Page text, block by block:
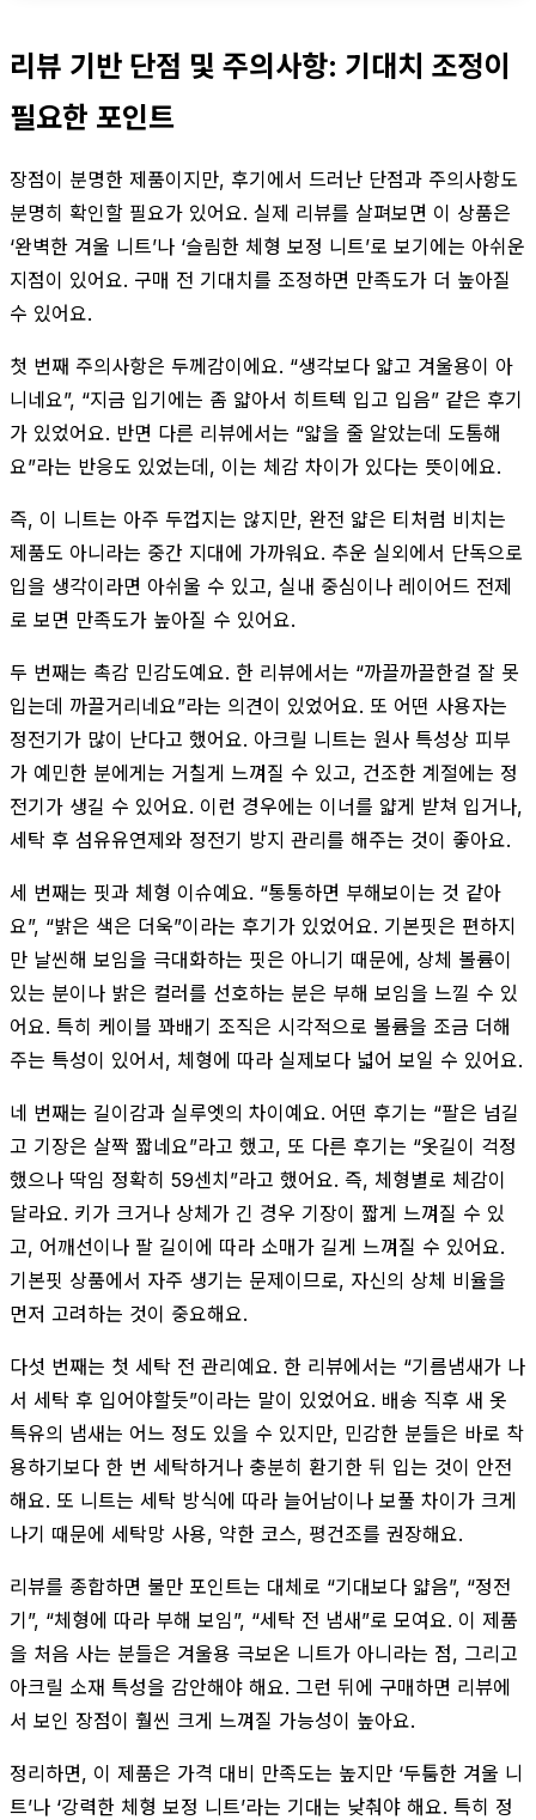
리뷰 기반 단점 및 주의사항: 기대치 조정이
필요한 포인트
장점이 분명한 제품이지만, 후기에서 드러난 단점과 주의사항도
분명히 확인할 필요가 있어요. 실제 리뷰를 살펴보면 이 상품은
‘완벽한 겨울 니트’나 ‘슬림한 체형 보정 니트’로 보기에는 아쉬운
지점이 있어요. 구매 전 기대치를 조정하면 만족도가 더 높아질
수 있어요.
첫 번째 주의사항은 두께감이에요. “생각보다 얇고 겨울용이 아
니네요”, “지금 입기에는 좀 얇아서 히트텍 입고 입음” 같은 후기
가 있었어요. 반면 다른 리뷰에서는 “얇을 줄 알았는데 도톰해
요”라는 반응도 있었는데, 이는 체감 차이가 있다는 뜻이에요.
즉, 이 니트는 아주 두껍지는 않지만, 완전 얇은 티처럼 비치는
제품도 아니라는 중간 지대에 가까워요. 추운 실외에서 단독으로
입을 생각이라면 아쉬울 수 있고, 실내 중심이나 레이어드 전제
로 보면 만족도가 높아질 수 있어요.
두 번째는 촉감 민감도예요. 한 리뷰에서는 “까끌까끌한걸 잘 못
입는데 까끌거리네요”라는 의견이 있었어요. 또 어떤 사용자는
정전기가 많이 난다고 했어요. 아크릴 니트는 원사 특성상 피부
가 예민한 분에게는 거칠게 느껴질 수 있고, 건조한 계절에는 정
전기가 생길 수 있어요. 이런 경우에는 이너를 얇게 받쳐 입거나,
세탁 후 섬유유연제와 정전기 방지 관리를 해주는 것이 좋아요.
세 번째는 핏과 체형 이슈예요. “통통하면 부해보이는 것 같아
요”, “밝은 색은 더욱”이라는 후기가 있었어요. 기본핏은 편하지
만 날씬해 보임을 극대화하는 핏은 아니기 때문에, 상체 볼륨이
있는 분이나 밝은 컬러를 선호하는 분은 부해 보임을 느낄 수 있
어요. 특히 케이블 꽈배기 조직은 시각적으로 볼륨을 조금 더해
주는 특성이 있어서, 체형에 따라 실제보다 넓어 보일 수 있어요.
네 번째는 길이감과 실루엣의 차이예요. 어떤 후기는 “팔은 넘길
고 기장은 살짝 짧네요”라고 했고, 또 다른 후기는 “옷길이 걱정
했으나 딱임 정확히 59센치”라고 했어요. 즉, 체형별로 체감이
달라요. 키가 크거나 상체가 긴 경우 기장이 짧게 느껴질 수 있
고, 어깨선이나 팔 길이에 따라 소매가 길게 느껴질 수 있어요.
기본핏 상품에서 자주 생기는 문제이므로, 자신의 상체 비율을
먼저 고려하는 것이 중요해요.
다섯 번째는 첫 세탁 전 관리예요. 한 리뷰에서는 “기름냄새가 나
서 세탁 후 입어야할듯”이라는 말이 있었어요. 배송 직후 새 옷
특유의 냄새는 어느 정도 있을 수 있지만, 민감한 분들은 바로 착
용하기보다 한 번 세탁하거나 충분히 환기한 뒤 입는 것이 안전
해요. 또 니트는 세탁 방식에 따라 늘어남이나 보풀 차이가 크게
나기 때문에 세탁망 사용, 약한 코스, 평건조를 권장해요.
리뷰를 종합하면 불만 포인트는 대체로 “기대보다 얇음”, “정전
기”, “체형에 따라 부해 보임”, “세탁 전 냄새”로 모여요. 이 제품
을 처음 사는 분들은 겨울용 극보온 니트가 아니라는 점, 그리고
아크릴 소재 특성을 감안해야 해요. 그런 뒤에 구매하면 리뷰에
서 보인 장점이 훨씬 크게 느껴질 가능성이 높아요.
정리하면, 이 제품은 가격 대비 만족도는 높지만 ‘두툼한 겨울 니
트’나 ‘강력한 체형 보정 니트’라는 기대는 낮춰야 해요. 특히 정